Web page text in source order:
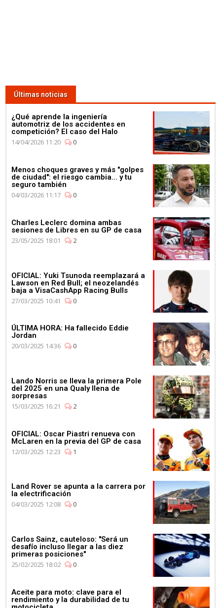
Últimas noticias
¿Qué aprende la ingeniería
automotriz de los accidentes en
competición? El caso del Halo
14/04/2026 11:20
0
Menos choques graves y más "golpes
de ciudad": el riesgo cambia... y tu
seguro también
04/03/2026 11:17
0
Charles Leclerc domina ambas
sesiones de Libres en su GP de casa
23/05/2025 18:01
2
OFICIAL: Yuki Tsunoda reemplazará a
Lawson en Red Bull; el neozelandés
baja a VisaCashApp Racing Bulls
27/03/2025 10:41
0
ÚLTIMA HORA: Ha fallecido Eddie
Jordan
20/03/2025 14:36
0
Lando Norris se lleva la primera Pole
del 2025 en una Qualy llena de
sorpresas
15/03/2025 16:21
2
OFICIAL: Oscar Piastri renueva con
McLaren en la previa del GP de casa
12/03/2025 12:23
1
Land Rover se apunta a la carrera por
la electrificación
04/03/2025 12:08
0
Carlos Sainz, cauteloso: "Será un
desafío incluso llegar a las diez
primeras posiciones"
25/02/2025 18:02
0
Aceite para moto: clave para el
rendimiento y la durabilidad de tu